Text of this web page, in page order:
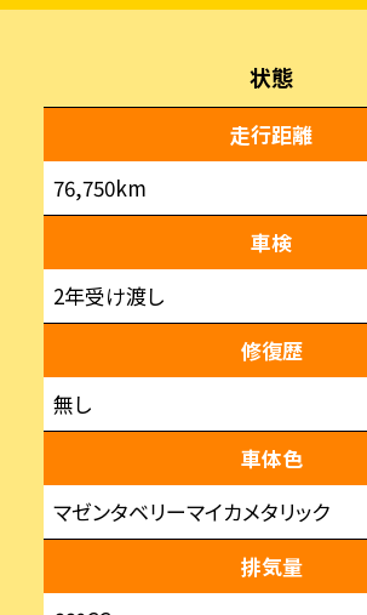
状態
走行距離
76,750km
車検
2年受け渡し
修復歴
無し
車体色
マゼンタベリーマイカメタリック
排気量